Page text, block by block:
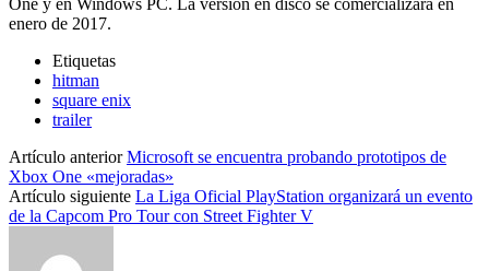
One y en Windows PC. La versión en disco se comercializará en
enero de 2017.
Etiquetas
hitman
square enix
trailer
Artículo anterior Microsoft se encuentra probando prototipos de
Xbox One «mejoradas»
Artículo siguiente La Liga Oficial PlayStation organizará un evento
de la Capcom Pro Tour con Street Fighter V